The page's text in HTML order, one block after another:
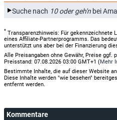
Suche nach 10 oder geh'n bei
* Transparenzhinweis: Für gekennzeichnete
eines Affiliate-Partnerprogramms. Das
unterstützt uns aber bei der Finanzierung
Alle Preisangaben ohne Gewähr, Preise ggf.
Preisstand: 07.08.2026 03:00 GMT+1 (Mehr
Bestimmte Inhalte, die auf dieser Website
Diese Inhalte werden "wie besehen"
entfernt werden.
Kommentare